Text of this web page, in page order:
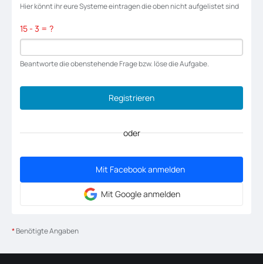
Hier könnt ihr eure Systeme eintragen die oben nicht aufgelistet sind
15 - 3 = ?
Beantworte die obenstehende Frage bzw. löse die Aufgabe.
oder
Mit Facebook anmelden
Mit Google anmelden
*Benötigte Angaben